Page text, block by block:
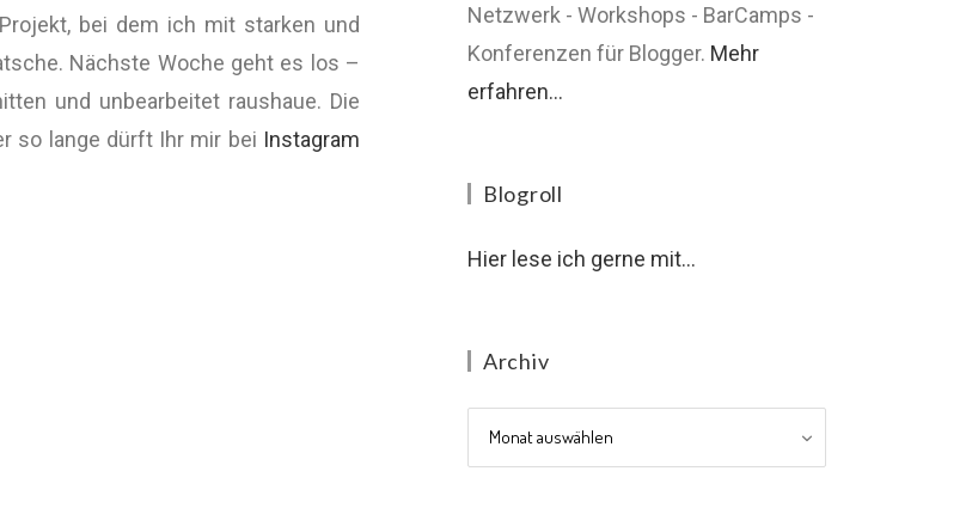
bei dem ich mit starken und
Nächste Woche geht es los –
und unbearbeitet raushaue. Die
so lange dürft Ihr mir bei Instagram
Netzwerk - Workshops - BarCamps -
Konferenzen für Blogger. Mehr
erfahren...
Blogroll
Hier lese ich gerne mit...
Archiv
Archiv